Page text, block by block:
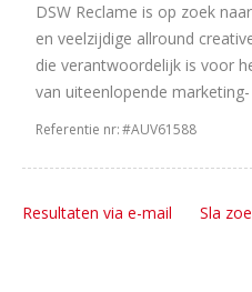
DSW Reclame is op zoek
en veelzijdige allround
die verantwoordelijk is voor
van uiteenlopende marketing-
Referentie nr:#AUV61588
Resultaten via e-mail Sla